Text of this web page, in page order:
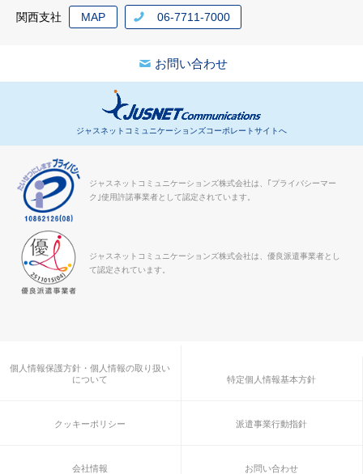
関西支社 MAP 06-7711-7000
お問い合わせ
ジャスネットコミュニケーションズコーポレートサイトへ
ジャスネットコミュニケーションズ株式会社は、｢プライバシーマー
ク｣使用許諾事業者として認定されています。
ジャスネットコミュニケーションズ株式会社は、優良派遣事業者とし
て認定されています。
個人情報保護方針・個人情報の取り扱い
について
特定個人情報基本方針
クッキーポリシー 派遣事業行動指針
会社情報 お問い合わせ